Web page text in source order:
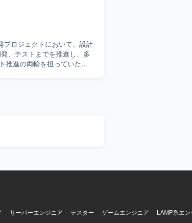
などを活用しておりま
、ElastiCache、
運用しております。データ
成となっております。開発
、Fluentd、
が整っております。
に深く関わりたい方にマ
への興味・関心をお持ち
とができます。スタートア
クトに反映させる経験を積
を活用した先進的な開発に
す。開発ツールとして
ーディングツールとして
プロジェクトにおいて、設計
、テストまでを推進し、多
推進の両輪を担っていただ
関係各社との仕様・スケ
ックを自発的に発見し、解
、生成AIを活用した開発・
サーバーエンジニア テスター ゲームエンジニア LAMP系エン